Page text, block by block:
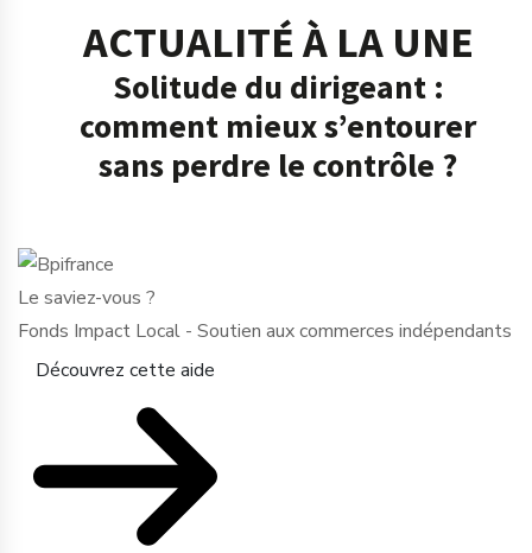
ACTUALITÉ À LA UNE
Solitude du dirigeant :
comment mieux s’entourer
sans perdre le contrôle ?
Le saviez-vous ?
Fonds Impact Local - Soutien aux commerces indépendants
Découvrez cette aide